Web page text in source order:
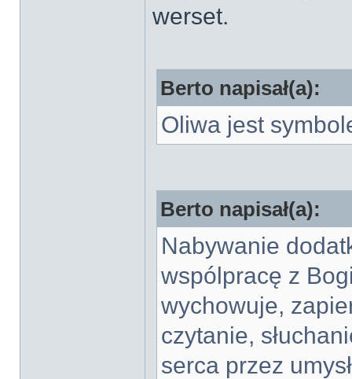
werset.
Berto napisał(a):
Oliwa jest
Berto napisał(a):
Nabywanie
wspólpracę z
wychowuje,
czytanie,
serca przez